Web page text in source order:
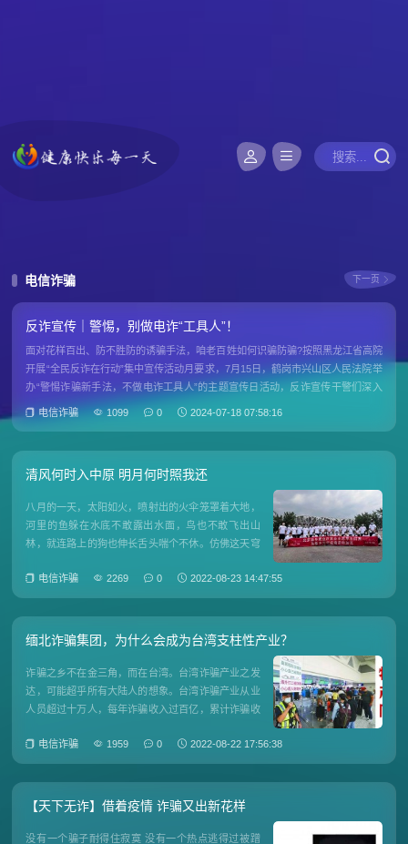
电信诈骗 下一页
反诈宣传｜警惕，别做电诈“工具人”！
面对花样百出、防不胜防的诱骗手法，咱老百姓如何识骗防骗?按照黑龙江省高院
开展“全民反诈在行动”集中宣传活动月要求，7月15日，鹤岗市兴山区人民法院举
办“警惕诈骗新手法，不做电诈工具人”的主题宣传日活动，反诈宣传干警们深入
社区广场，现场解说新型电信诈骗手段及危害，将反诈“实战”手册送到老百姓的
电信诈骗 1099 0 2024-07-18 07:58:16
清风何时入中原 明月何时照我还
八月的一天，太阳如火，喷射出的火伞笼罩着大地，
河里的鱼躲在水底不敢露出水面，鸟也不敢飞出山
林，就连路上的狗也伸长舌头喘个不休。仿佛这天穹
地的锅炉，密不透风的炽烈烤的路上的行人喘不过
气。就在这样的天气下，北京、深圳、上海的街头，
几十个衣着得体、神色疲倦却又
电信诈骗 2269 0 2022-08-23 14:47:55
缅北诈骗集团，为什么会成为台湾支柱性产业？
诈骗之乡不在金三角，而在台湾。台湾诈骗产业之发
达，可能超乎所有大陆人的想象。台湾诈骗产业从业
人员超过十万人，每年诈骗收入过百亿，累计诈骗收
角参与诈骗，十个有九个是被骗过去的。但台湾人去
金三角搞诈骗，十个有九个是自愿去的，还有一个在
当诈骗教练。对那十万台湾
电信诈骗 1959 0 2022-08-22 17:56:38
【天下无诈】借着疫情 诈骗又出新花样
没有一个骗子耐得住寂寞 没有一个热点逃得过被蹭